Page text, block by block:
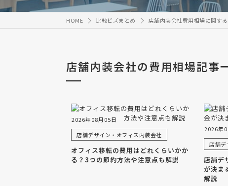
HOME 比較ビズまとめ 店舗内装会社費用相場に関す
店舗内装会社の費用相場記事
2026年08月05日
店舗デザイン・オフィス内装会社
オフィス移転の費用はどれくらいかか
る？3つの節約方法や注意点も解説
2026年
店舗デ
店舗デ
が決ま
解説